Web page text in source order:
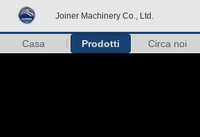
Joiner Machinery Co., Ltd.
Casa Prodotti Circa noi